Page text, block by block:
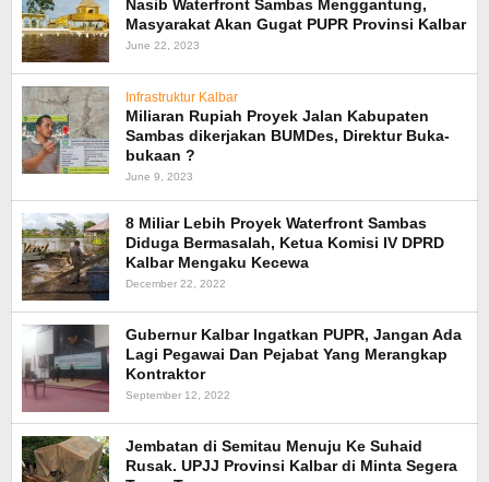
Nasib Waterfront Sambas Menggantung,
Masyarakat Akan Gugat PUPR Provinsi Kalbar
June 22, 2023
Infrastruktur Kalbar
Miliaran Rupiah Proyek Jalan Kabupaten
Sambas dikerjakan BUMDes, Direktur Buka-
bukaan ?
June 9, 2023
8 Miliar Lebih Proyek Waterfront Sambas
Diduga Bermasalah, Ketua Komisi IV DPRD
Kalbar Mengaku Kecewa
December 22, 2022
Gubernur Kalbar Ingatkan PUPR, Jangan Ada
Lagi Pegawai Dan Pejabat Yang Merangkap
Kontraktor
September 12, 2022
Jembatan di Semitau Menuju Ke Suhaid
Rusak. UPJJ Provinsi Kalbar di Minta Segera